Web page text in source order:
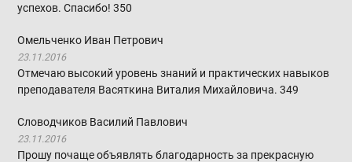
успехов. Спасибо!350
Омельченко Иван Петрович
23.11.2016
Отмечаю высокий уровень знаний и практических навыков
преподавателя Васяткина Виталия Михайловича.349
Словодчиков Василий Павлович
23.11.2016
Прошу почаще объявлять благодарность за прекрасную